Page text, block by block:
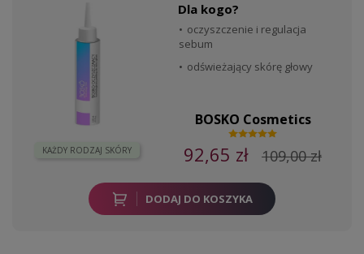
KAŻDY RODZAJ SKÓRY
Dla kogo?
oczyszczenie i regulacja
sebum
odświeżający skórę głowy
BOSKO Cosmetics
92,65 zł 109,00 zł
DODAJ DO KOSZYKA